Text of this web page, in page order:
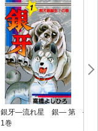
銀牙―流れ星 銀― 第
1巻
―甲